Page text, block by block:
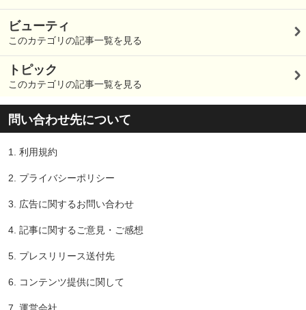
ビューティ
このカテゴリの記事一覧を見る
トピック
このカテゴリの記事一覧を見る
問い合わせ先について
1. 利用規約
2. プライバシーポリシー
3. 広告に関するお問い合わせ
4. 記事に関するご意見・ご感想
5. プレスリリース送付先
6. コンテンツ提供に関して
7. 運営会社